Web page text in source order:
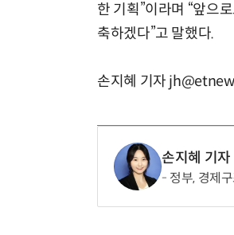
한 기획”이라며 “앞으
축하겠다”고 말했다.
손지혜 기자
손지혜 기자
정부, 경제